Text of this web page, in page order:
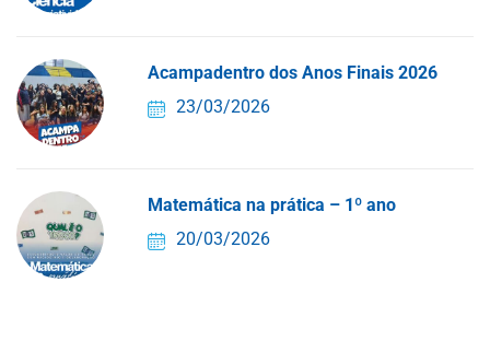
Acampadentro dos Anos Finais 2026
23/03/2026
Matemática na prática – 1º ano
20/03/2026